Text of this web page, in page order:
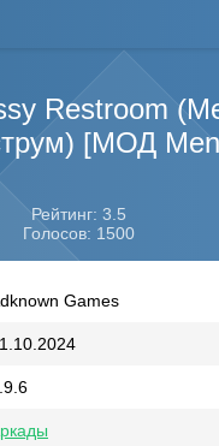
Restroom
[МОД
Рейтинг: 3.5
Голосов: 1500
Games